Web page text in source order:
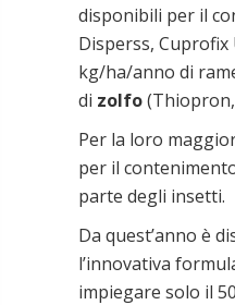
disponibili per il
Disperss, Cuprofix
kg/ha/anno di
di zolfo
Per la loro
per il
parte degli insetti.
Da quest’anno è
l’innovativa
impiegare solo il